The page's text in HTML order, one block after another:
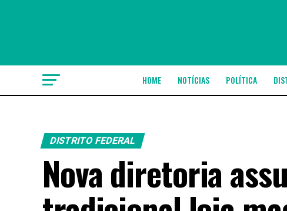
HOME NOTÍCIAS POLÍTICA
DISTRITO FEDERAL
Nova diretoria